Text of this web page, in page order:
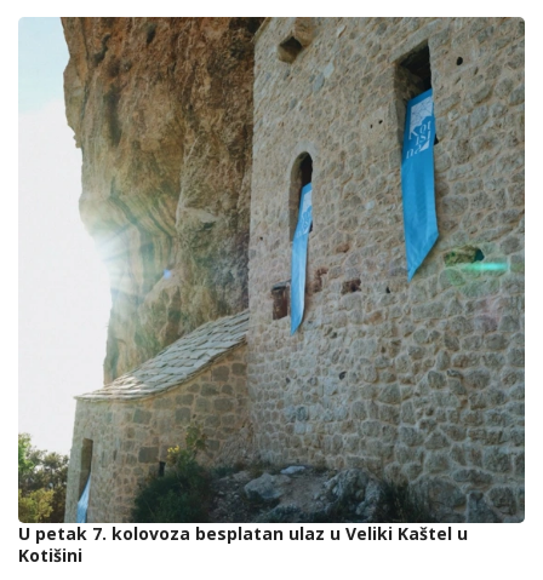
U petak 7. kolovoza besplatan ulaz u Veliki Kaštel u
Kotišini